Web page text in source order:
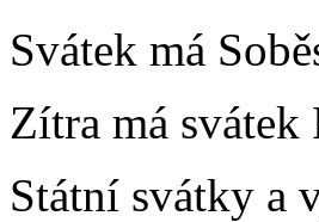
Svátek má
Zítra má svátek
Státní svátky a